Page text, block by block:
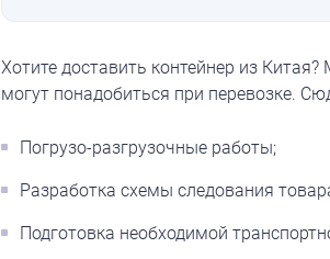
Хотите доставить контейнер из
могут понадобиться при перевозке.
Погрузо-разгрузочные работы;
Разработка схемы следования
Подготовка необходимой